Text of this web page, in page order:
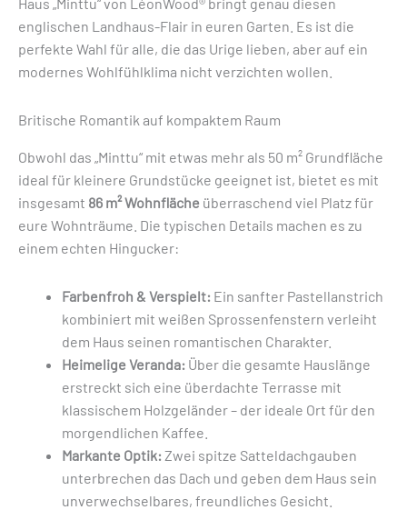
englischen Landhaus-Flair in euren Garten. Es ist die
perfekte Wahl für alle, die das Urige lieben, aber auf ein
modernes Wohlfühlklima nicht verzichten wollen.
Britische Romantik auf kompaktem Raum
Obwohl das „Minttu“ mit etwas mehr als 50 m² Grundfläche
ideal für kleinere Grundstücke geeignet ist, bietet es mit
insgesamt 86 m² Wohnfläche überraschend viel Platz für
eure Wohnträume. Die typischen Details machen es zu
einem echten Hingucker:
Farbenfroh & Verspielt: Ein sanfter Pastellanstrich
kombiniert mit weißen Sprossenfenstern verleiht
dem Haus seinen romantischen Charakter.
Heimelige Veranda: Über die gesamte Hauslänge
erstreckt sich eine überdachte Terrasse mit
klassischem Holzgeländer – der ideale Ort für den
morgendlichen Kaffee.
Markante Optik: Zwei spitze Satteldachgauben
unterbrechen das Dach und geben dem Haus sein
unverwechselbares, freundliches Gesicht.